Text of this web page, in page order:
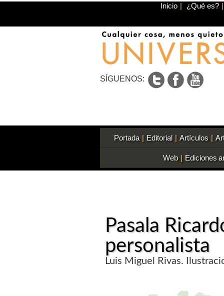
Inicio | ¿Qué es? |
SÍGUENOS:
Portada | Editorial | Artículos |
Web | Ediciones
Pasala
personalista
Luis Miguel Rivas.